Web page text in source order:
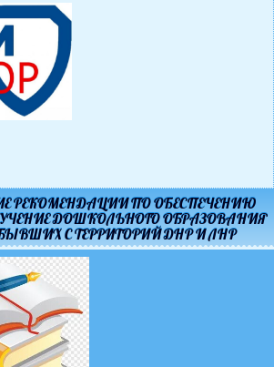
РЕКОМЕНДАЦИИ ПО ОБЕСПЕЧЕНИЮ
ДОШКОЛЬНОГО ОБРАЗОВАНИЯ
С ТЕРРИТОРИЙ ДНР И ЛНР